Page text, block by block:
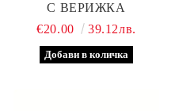
С ВЕРИЖКА
€20.00
39.12лв.